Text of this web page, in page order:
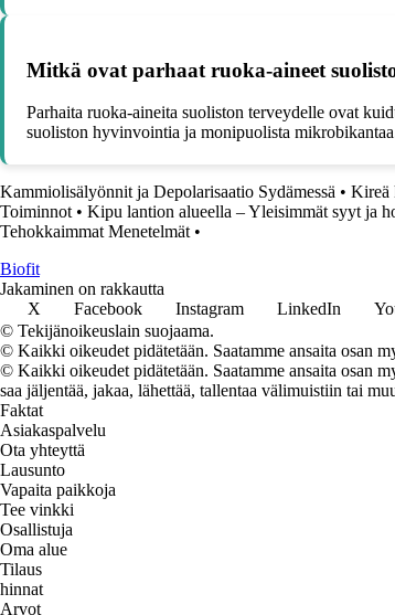
Mitkä ovat parhaat ruoka-aineet
Parhaita ruoka-aineita suoliston terveydelle ovat
suoliston hyvinvointia ja monipuolista
Kammiolisälyönnit ja Depolarisaatio Sydämessä • Kireä
Toiminnot • Kipu lantion alueella – Yleisimmät syyt ja
Tehokkaimmat Menetelmät •
Biofit
Jakaminen on rakkautta
X
Facebook Instagram LinkedIn
© Tekijänoikeuslain suojaama.
© Kaikki oikeudet pidätetään. Saatamme ansaita osan
© Kaikki oikeudet pidätetään. Saatamme ansaita osan
saa jäljentää, jakaa, lähettää, tallentaa välimuistiin tai
Faktat
Asiakaspalvelu
Ota yhteyttä
Lausunto
Vapaita paikkoja
Tee vinkki
Osallistuja
Oma alue
Tilaus
hinnat
Arvot